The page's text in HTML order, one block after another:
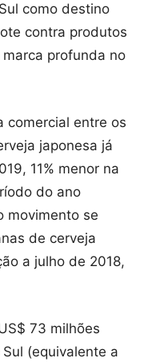
como destino
contra produtos
profunda no
comercial entre os
japonesa já
11% menor na
do ano
movimento se
de cerveja
a julho de 2018,
73 milhões
(equivalente a